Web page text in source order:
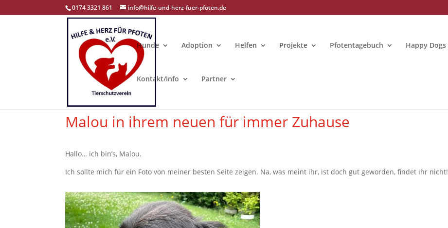
0174 3321 861 info@hilfe-und-herz-fuer-pfoten.de
Hunde Adoption Helfen Projekte Pfotentagebuch Happy Dogs
Kontakt/Info Partner
Malou in ihrem neuenfür immer Zuhause
Hallo… ich bin’s, Malou.
Ich sollte mich für ein Foto von meiner besten Seite zeigen. Na, was meint ihr, ist doch gut geworden, findet ihr nicht!